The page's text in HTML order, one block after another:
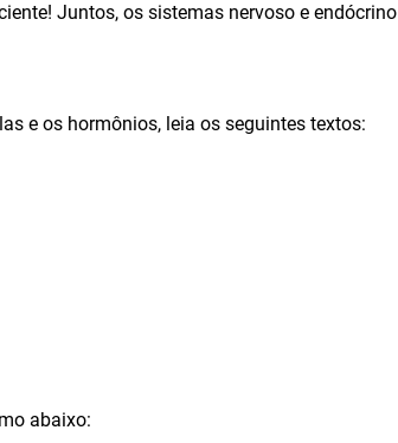
Juntos, os sistemas nervoso e endócrino
e os hormônios, leia os seguintes textos:
abaixo: